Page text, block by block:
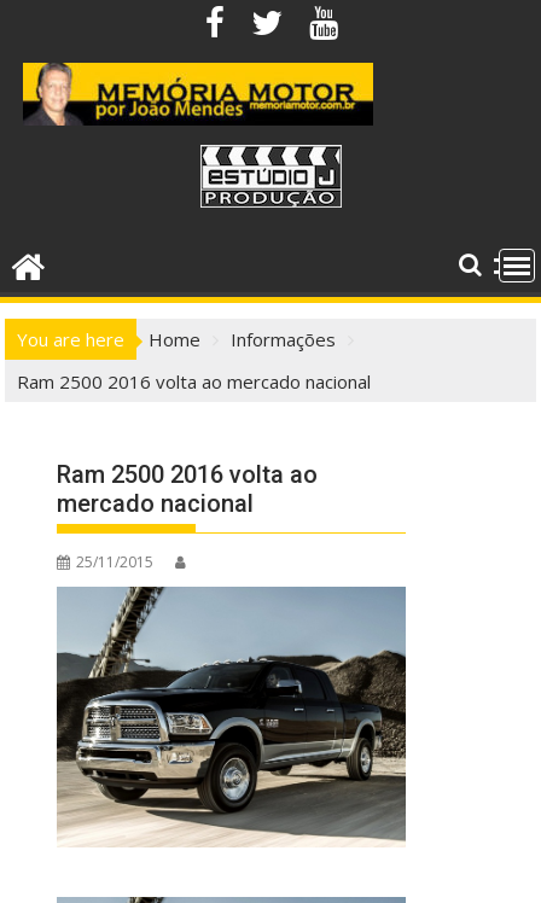
content
You are here Home
Informações
Ram 2500 2016 volta ao mercado nacional
Ram 2500 2016 volta ao
mercado nacional
25/11/2015